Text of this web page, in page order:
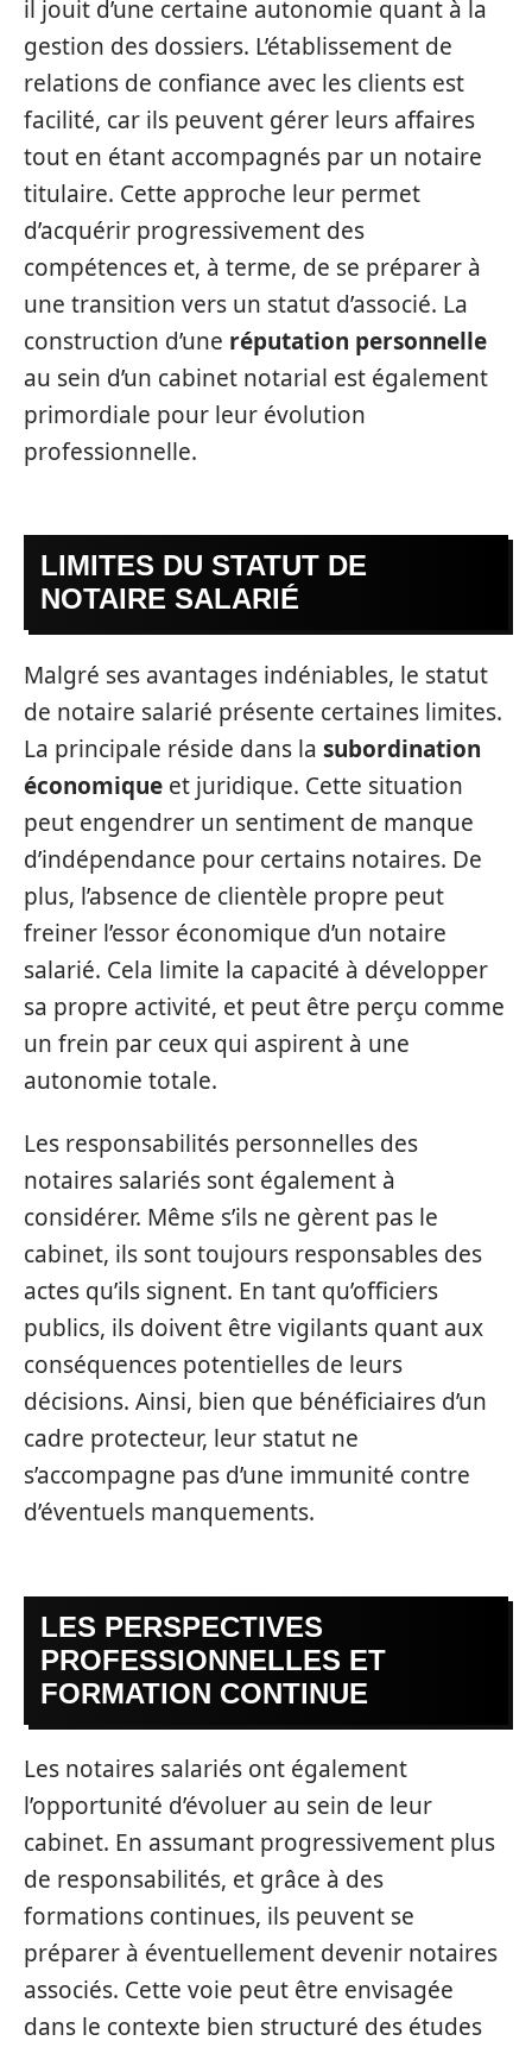
il jouit d’une certaine autonomie quant à la
gestion des dossiers. L’établissement de
relations de confiance avec les clients est
facilité, car ils peuvent gérer leurs affaires
tout en étant accompagnés par un notaire
titulaire. Cette approche leur permet
d’acquérir progressivement des
compétences et, à terme, de se préparer à
une transition vers un statut d’associé. La
construction d’une réputation personnelle
au sein d’un cabinet notarial est également
primordiale pour leur évolution
professionnelle.
LIMITES DU STATUT DE
NOTAIRE SALARIÉ
Malgré ses avantages indéniables, le statut
de notaire salarié présente certaines limites.
La principale réside dans la subordination
économique et juridique. Cette situation
peut engendrer un sentiment de manque
d’indépendance pour certains notaires. De
plus, l’absence de clientèle propre peut
freiner l’essor économique d’un notaire
salarié. Cela limite la capacité à développer
sa propre activité, et peut être perçu comme
un frein par ceux qui aspirent à une
autonomie totale.
Les responsabilités personnelles des
notaires salariés sont également à
considérer. Même s’ils ne gèrent pas le
cabinet, ils sont toujours responsables des
actes qu’ils signent. En tant qu’officiers
publics, ils doivent être vigilants quant aux
conséquences potentielles de leurs
décisions. Ainsi, bien que bénéficiaires d’un
cadre protecteur, leur statut ne
s’accompagne pas d’une immunité contre
d’éventuels manquements.
LES PERSPECTIVES
PROFESSIONNELLES ET
FORMATION CONTINUE
Les notaires salariés ont également
l’opportunité d’évoluer au sein de leur
cabinet. En assumant progressivement plus
de responsabilités, et grâce à des
formations continues, ils peuvent se
préparer à éventuellement devenir notaires
associés. Cette voie peut être envisagée
dans le contexte bien structuré des études